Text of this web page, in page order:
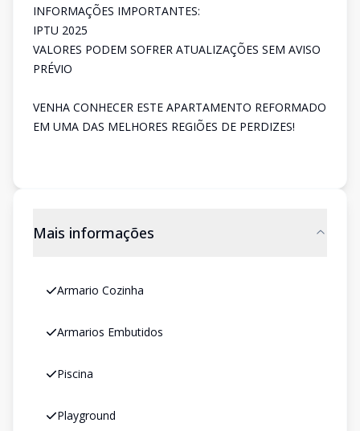
INFORMAÇÕES IMPORTANTES:
IPTU 2025
VALORES PODEM SOFRER ATUALIZAÇÕES SEM AVISO
PRÉVIO
VENHA CONHECER ESTE APARTAMENTO REFORMADO
EM UMA DAS MELHORES REGIÕES DE PERDIZES!
Mais informações
Armario Cozinha
Armarios Embutidos
Piscina
Playground